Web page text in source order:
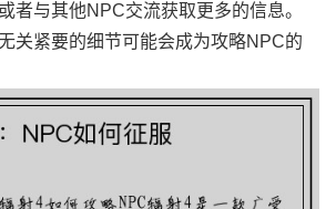
者与其他NPC交流获取更多的信息。
关紧要的细节可能会成为攻略NPC的